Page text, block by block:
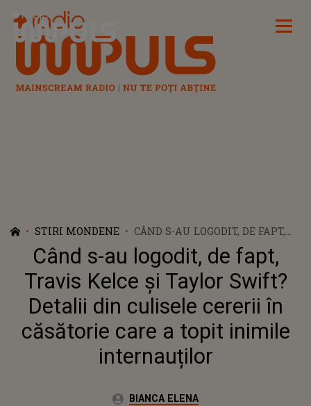
Radio Impuls
STIRI MONDENE
CÂND S-AU LOGODIT, DE FAPT,
TRAVIS KELCE ȘI TAYLOR
SWIFT? DETALII DIN CULISELE
CERERII ÎN CĂSĂTORIE CARE A
TOPIT INIMILE
INTERNAUȚILOR
Când s-au logodit, de fapt,
Travis Kelce și Taylor Swift?
Detalii din culisele cererii în
căsătorie care a topit inimile
internauților
Autor:BIANCA ELENA